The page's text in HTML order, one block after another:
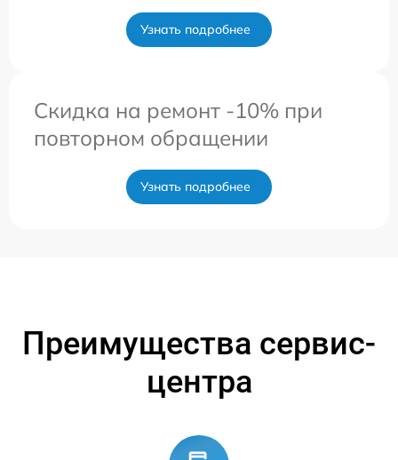
Узнать подробнее
Скидка на ремонт -10% при
повторном обращении
Узнать подробнее
Преимущества сервис-
центра